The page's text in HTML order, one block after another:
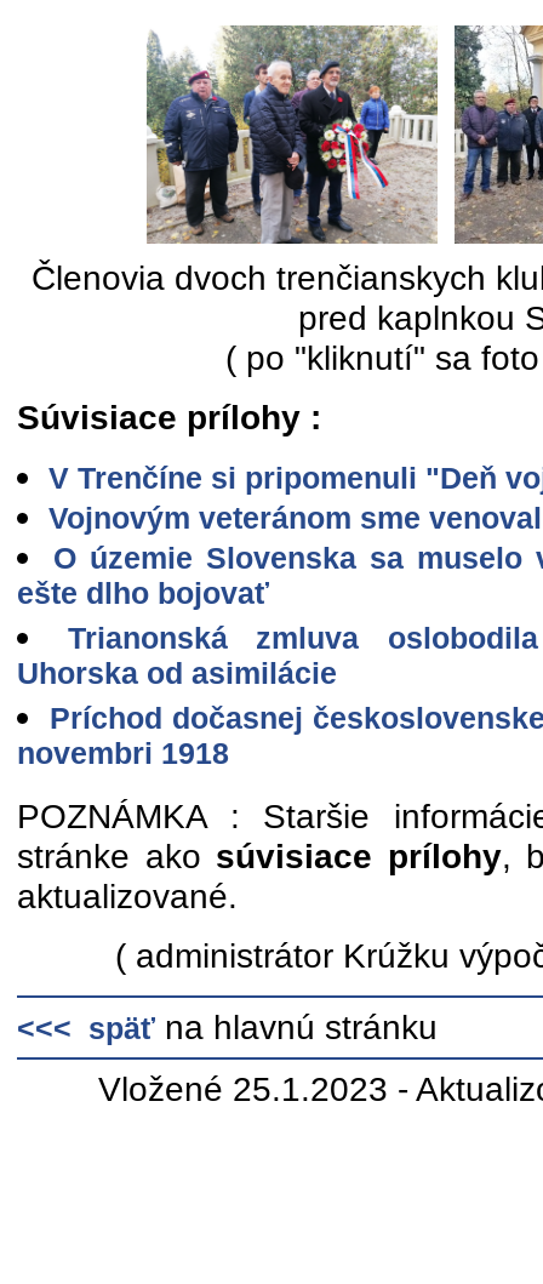
Členovia dvoch trenčianskych
pred kaplnkou
( po "kliknutí" sa
Súvisiace prílohy :
V Trenčíne si pripomenuli "Deň
Vojnovým veteránom sme
O územie Slovenska sa muselo
ešte dlho bojovať
Trianonská zmluva
Uhorska od asimilácie
Príchod dočasnej
novembri 1918
POZNÁMKA : Staršie
stránke ako súvisiace prílohy,
aktualizované.
( administrátor Krúžku
<<< späť na hlavnú stránku
Vložené 25.1.2023 -